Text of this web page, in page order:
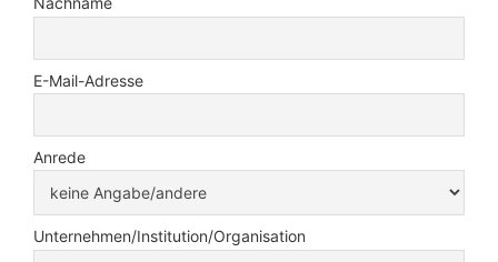
E-Mail-Adresse
Anrede
Unternehmen/Institution/Organisation